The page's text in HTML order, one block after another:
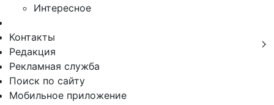
Интересное
Контакты
Редакция
Рекламная служба
Поиск по сайту
Мобильное приложение